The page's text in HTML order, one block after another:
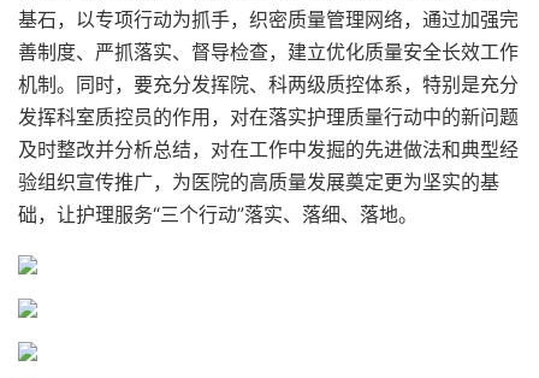
基石，以专项行动为抓手，织密质量管理网络，通过加强完
善制度、严抓落实、督导检查，建立优化质量安全长效工作
机制。同时，要充分发挥院、科两级质控体系，特别是充分
发挥科室质控员的作用，对在落实护理质量行动中的新问题
及时整改并分析总结，对在工作中发掘的先进做法和典型经
验组织宣传推广，为医院的高质量发展奠定更为坚实的基
础，让护理服务“三个行动”落实、落细、落地。